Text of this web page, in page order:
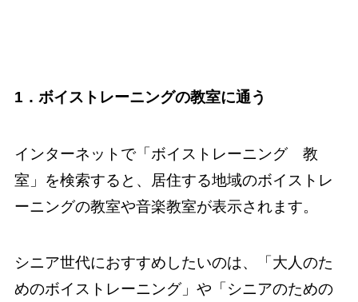
1．ボイストレーニングの教室に通う
インターネットで「ボイストレーニング 教
室」を検索すると、居住する地域のボイストレ
ーニングの教室や音楽教室が表示されます。
シニア世代におすすめしたいのは、「大人のた
めのボイストレーニング」や「シニアのための